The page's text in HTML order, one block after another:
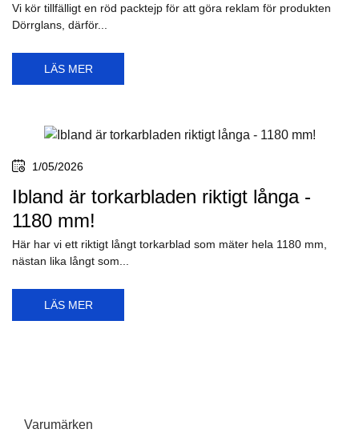
Vi kör tillfälligt en röd packtejp för att göra reklam för produkten
Dörrglans, därför...
LÄS MER
1/05/2026
Ibland är torkarbladen riktigt långa -
1180 mm!
Här har vi ett riktigt långt torkarblad som mäter hela 1180 mm,
nästan lika långt som...
LÄS MER
Varumärken